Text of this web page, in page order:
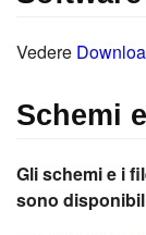
Vedere
Schemi
Gli schemi e i
sono